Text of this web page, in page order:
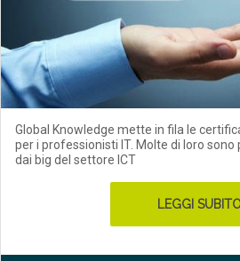
Global Knowledge mette in fila le
per i professionisti IT. Molte di loro
dai big del settore ICT
LEGGI